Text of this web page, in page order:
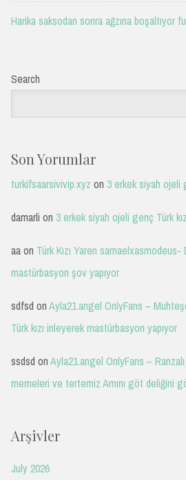
Harika saksodan sonra ağzına boşaltıyor
Search
Son Yorumlar
turkifsaarsivivip.xyz on 3 erkek siyah ojeli
damarli on 3 erkek siyah ojeli genç Türk
aaon Türk Kızı Yaren
mastürbasyon şov yapıyor
sdfsd onAyla21.angel OnlyFans –
Türk kızı inleyerek mastürbasyon yapıyor
ssdsd onAyla21.angel OnlyFans –
memeleri ve tertemiz Amını göt deliğini
Arşivler
July 2026